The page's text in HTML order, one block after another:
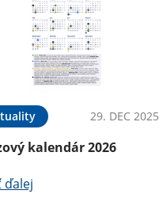
29. DEC 2025
kalendár 2026
ďalej